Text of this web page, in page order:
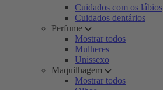
Cuidados com os lábios
Cuidados dentários
Perfume
Mostrar todos
Mulheres
Unissexo
Maquilhagem
Mostrar todos